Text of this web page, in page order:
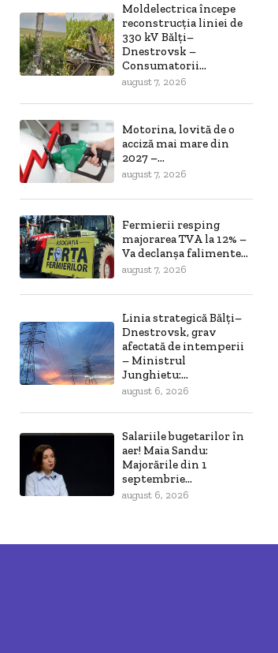
Moldelectrica începe
reconstrucția liniei de
330 kV Bălți–
Dnestrovsk –
Consumatorii...
august 7, 2026
Motorina, lovită de o
acciză mai mare din
2027 –...
august 7, 2026
Fermierii resping
majorarea TVA la 12% –
Va declanșa falimente...
august 7, 2026
Linia strategică Bălți–
Dnestrovsk, grav
afectată de intemperii
– Ministrul
Junghietu:...
august 6, 2026
Salariile bugetarilor în
aer! Maia Sandu:
Majorările din 1
septembrie...
august 6, 2026